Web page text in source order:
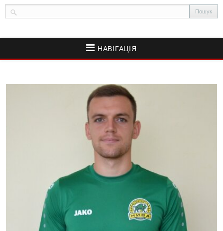
НАВІГАЦІЯ